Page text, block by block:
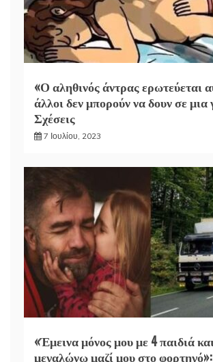
«Ο αληθινός άντρας ερωτεύεται
άλλοι δεν μπορούν να δουν σε μια
Σχέσεις
7 Ιουλίου, 2023
«Έμεινα μόνος μου με 4 παιδιά
μεγαλώνω μαζί μου στο